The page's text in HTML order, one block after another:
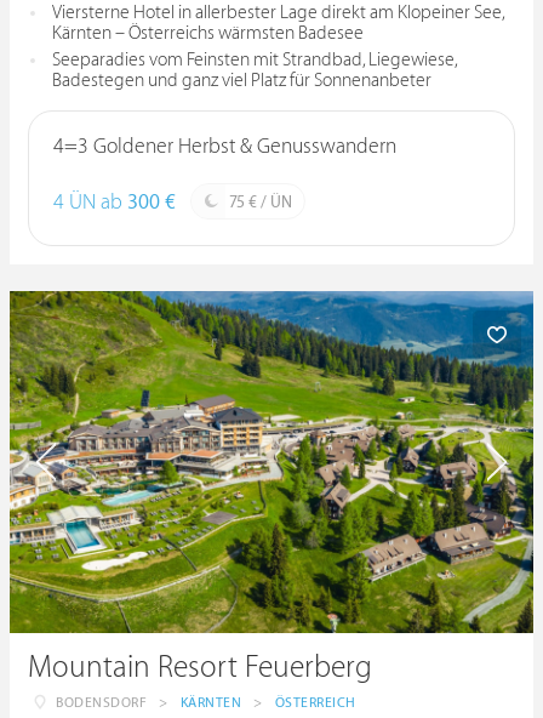
Viersterne Hotel in allerbester Lage direkt am Klopeiner See,
Kärnten – Österreichs wärmsten Badesee
Seeparadies vom Feinsten mit Strandbad, Liegewiese,
Badestegen und ganz viel Platz für Sonnenanbeter
4=3 Goldener Herbst & Genusswandern
4 ÜN ab 300 € 75 € / ÜN
Mountain Resort Feuerberg
BODENSDORF > KÄRNTEN > ÖSTERREICH